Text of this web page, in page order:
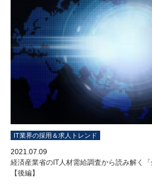
IT業界の採用＆求人トレンド
2021.07.09
経済産業省のIT人材需給調査から読み解く「
【後編】